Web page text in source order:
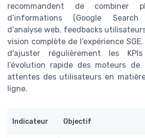
recommandent de combiner
d’informations (Google
d’analyse web, feedbacks
vision complète de l’expérience
d’ajuster régulièrement les
l’évolution rapide des moteurs
attentes des utilisateurs en
ligne.
Indicateur Objectif